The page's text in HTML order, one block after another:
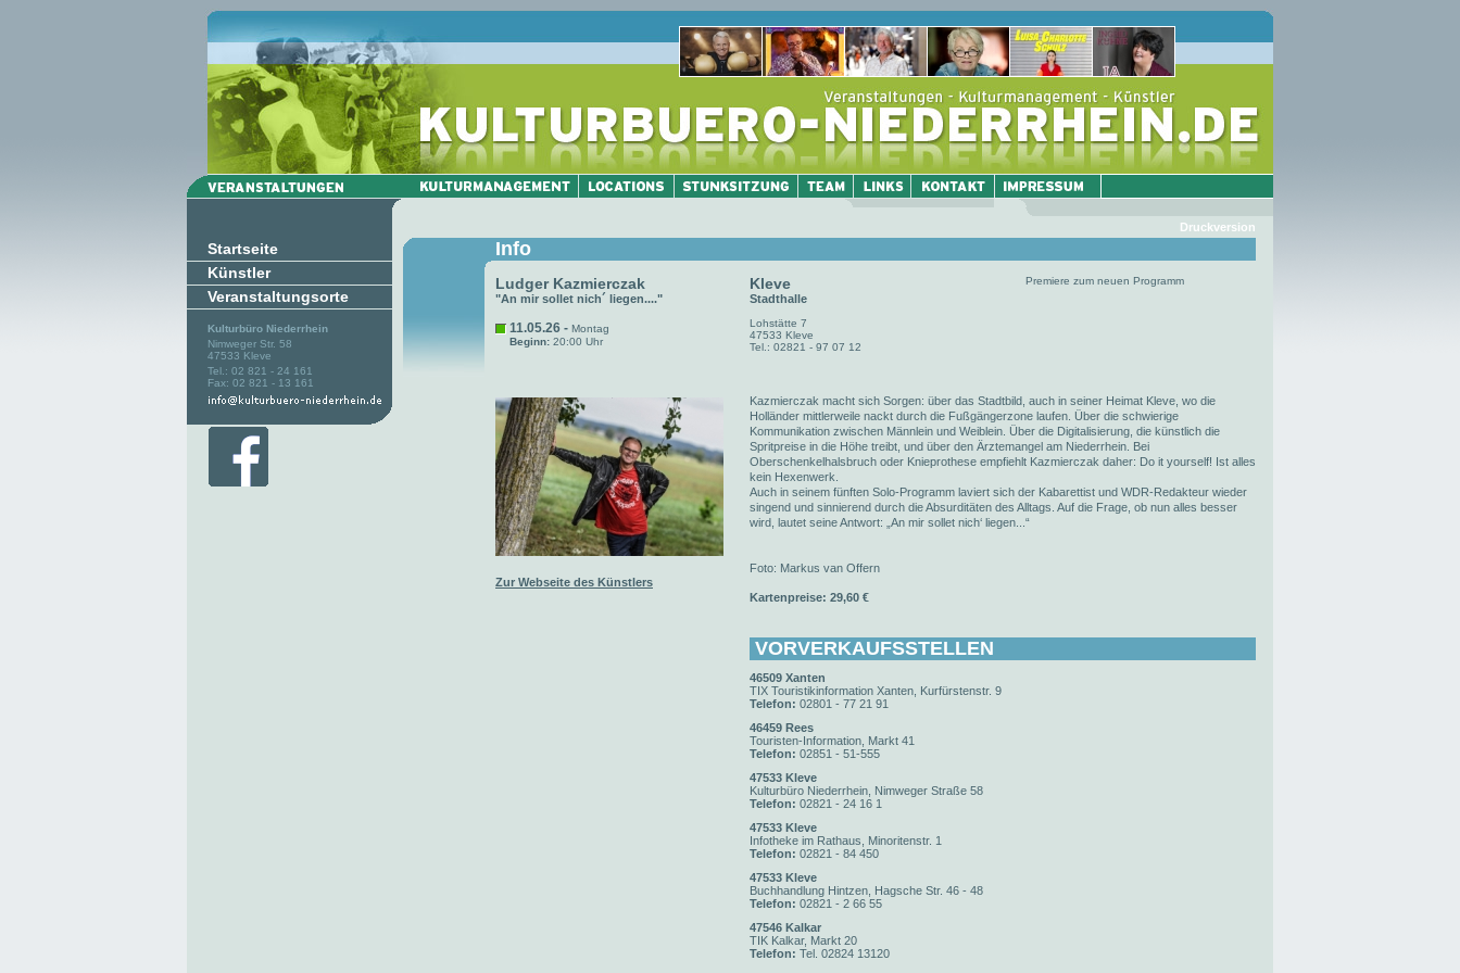
Startseite
Künstler
Veranstaltungsorte
Kulturbüro Niederrhein
Nimweger Str. 58
47533 Kleve
Tel.: 02 821 - 24 161
Fax: 02 821 - 13 161
Druckversion
Info
Ludger Kazmierczak
"An mir sollet nich´ liegen...."
11.05.26 - Montag
Beginn: 20:00 Uhr
Kleve
Stadthalle
Lohstätte 7
47533 Kleve
Tel.: 02821 - 97 07 12
Premiere zum neuen Programm
Zur Webseite des Künstlers
Kazmierczak macht sich Sorgen: über das Stadtbild, auch in seiner Heimat Kleve, wo die
Holländer mittlerweile nackt durch die Fußgängerzone laufen. Über die schwierige
Kommunikation zwischen Männlein und Weiblein. Über die Digitalisierung, die künstlich die
Spritpreise in die Höhe treibt, und über den Ärztemangel am Niederrhein. Bei
Oberschenkelhalsbruch oder Knieprothese empfiehlt Kazmierczak daher: Do it yourself! Ist alles
kein Hexenwerk.
Auch in seinem fünften Solo-Programm laviert sich der Kabarettist und WDR-Redakteur wieder
singend und sinnierend durch die Absurditäten des Alltags. Auf die Frage, ob nun alles besser
wird, lautet seine Antwort: „An mir sollet nich‘ liegen...“
Foto: Markus van Offern
Kartenpreise: 29,60 €
VORVERKAUFSSTELLEN
46509 Xanten
TIX Touristikinformation Xanten, Kurfürstenstr. 9
Telefon: 02801 - 77 21 91
46459 Rees
Touristen-Information, Markt 41
Telefon: 02851 - 51-555
47533 Kleve
Kulturbüro Niederrhein, Nimweger Straße 58
Telefon: 02821 - 24 16 1
47533 Kleve
Infotheke im Rathaus, Minoritenstr. 1
Telefon: 02821 - 84 450
47533 Kleve
Buchhandlung Hintzen, Hagsche Str. 46 - 48
Telefon: 02821 - 2 66 55
47546 Kalkar
TIK Kalkar, Markt 20
Telefon: Tel. 02824 13120